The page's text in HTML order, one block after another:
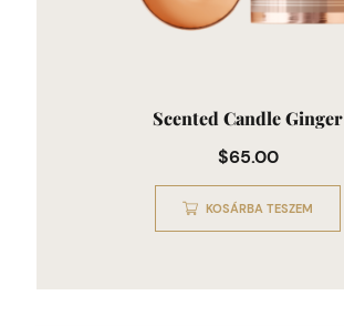
Scented Candle Ginger
$65.00
KOSÁRBA TESZEM